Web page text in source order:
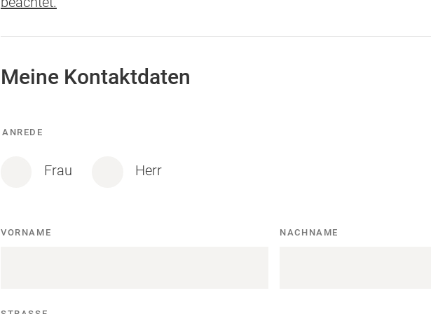
Meine Kontaktdaten
ANREDE
Frau Herr
VORNAME NACHNAME